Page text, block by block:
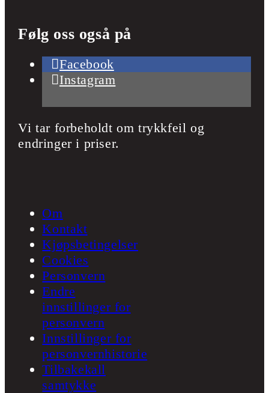
Følg oss også på
Facebook
Instagram
Vi tar forbeholdt om trykkfeil og
endringer i priser.
Om
Kontakt
Kjøpsbetingelser
Cookies
Personvern
Endre
innstillinger for
personvern
Innstillinger for
personvernhistorie
Tilbakekall
samtykke